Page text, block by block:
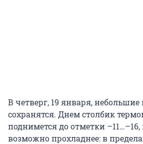
В четверг, 19 января,
сохранятся. Днем столбик
поднимется до отметки
возможно прохладнее: в